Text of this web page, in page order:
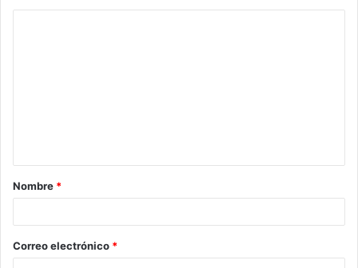
a
r
*
Nombre *
Correo electrónico *